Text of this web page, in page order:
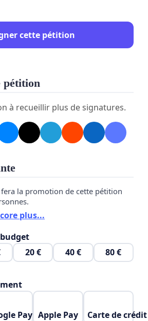
d'eau
a fermé et l'eau a rempli
autorités locales sont
cette pétition, la partager sur
récolte un maximum de
remettre à notre Bourgmestre.
sauver Wanfercée-Baulet !
DI FELICE
cette pétition
pétition
à recueillir plus de signatures.
la promotion de cette pétition
plus...
20 € 40 € 80 €
Pay Apple Pay Carte de crédit